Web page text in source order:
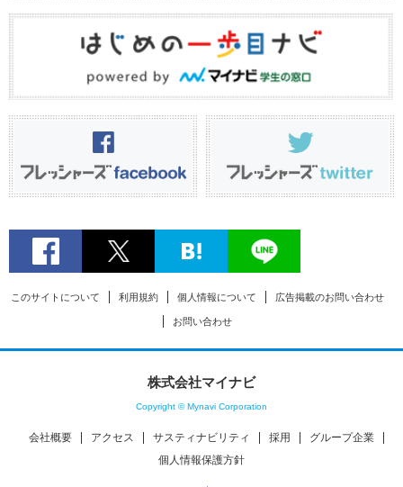
このサイトについて 利用規約 個人情報について 広告掲載のお問い合わせ
お問い合わせ
株式会社マイナビ
Copyright © Mynavi Corporation
会社概要 アクセス サスティナビリティ 採用
グループ企業
個人情報保護方針